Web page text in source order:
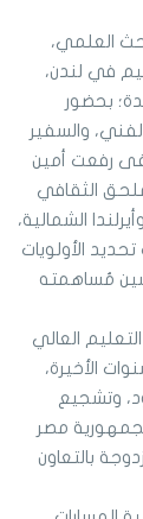
العلمي،
في لندن،
بحضور
والسفير
رفعت أمين
الثقافي
الشمالية،
الأولويات
مُساهمته
العالي
الأخيرة،
وتشجيع
مصر
بالتعاون